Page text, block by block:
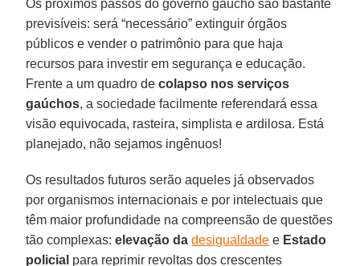
Os próximos passos do governo gaúcho são bastante
previsíveis: será “necessário” extinguir órgãos
públicos e vender o patrimônio para que haja
recursos para investir em segurança e educação.
Frente a um quadro decolapso nos serviços
gaúchos, a sociedade facilmente referendará essa
visão equivocada, rasteira, simplista e ardilosa. Está
planejado, não sejamos ingênuos!
Os resultados futuros serão aqueles já observados
por organismos internacionais e por intelectuais que
têm maior profundidade na compreensão de questões
tão complexas:elevação dadesigualdade e Estado
policial para reprimir revoltas dos crescentes